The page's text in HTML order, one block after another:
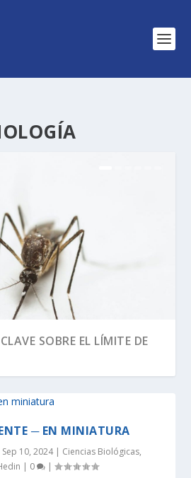
SOBRE EL LÍMITE DE
─ EN MINIATURA
Sep 10, 2024| Ciencias Biológicas,
| 0 |